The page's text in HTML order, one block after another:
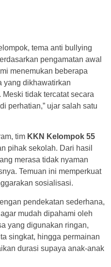
tema anti bullying
pengamatan awal
menemukan beberapa
yang dikhawatirkan
tidak tercatat secara
perhatian,” ujar salah satu
tim KKN Kelompok 55
pihak sekolah. Dari hasil
merasa tidak nyaman
Temuan ini memperkuat
sosialisasi.
pendekatan sederhana,
mudah dipahami oleh
yang digunakan ringan,
singkat, hingga permainan
durasi supaya anak-anak